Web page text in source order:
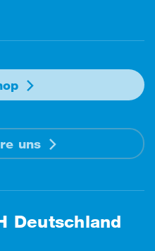
uns
Deutschland